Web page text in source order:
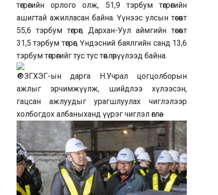
төгрөгийн орлого олж, 51,9 тэрбум төгрөгийн
ашигтай ажилласан байна. Үүнээс улсын төсөвт
55,6 тэрбум төгрөг, Дархан-Уул аймгийн төсөвт
31,5 тэрбум төгрөг, Үндэсний баялгийн санд 13,6
тэрбум төгрөгийг тус тус төвлөрүүлээд байна.
ЗГХЭГ-ын дарга Н.Учрал цогцолборын
ажлыг эрчимжүүлж, шийдлээ хүлээсэн,
гацсан ажлуудыг урагшлуулах чиглэлээр
холбогдох албаныханд үүрэг чиглэл өглөө.